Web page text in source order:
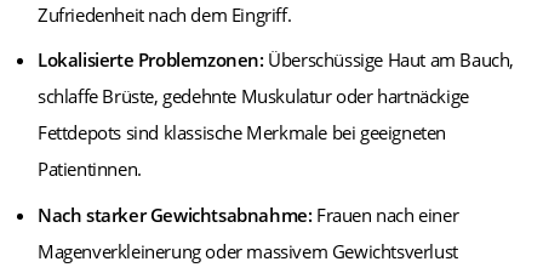
Zufriedenheit nach dem Eingriff.
Lokalisierte Problemzonen: Überschüssige Haut am Bauch,
schlaffe Brüste, gedehnte Muskulatur oder hartnäckige
Fettdepots sind klassische Merkmale bei geeigneten
Patientinnen.
Nach starker Gewichtsabnahme: Frauen nach einer
Magenverkleinerung oder massivem Gewichtsverlust